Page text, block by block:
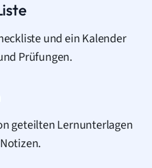
und ein Kalender
Prüfungen.
geteilten Lernunterlagen